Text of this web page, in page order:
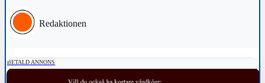
Redaktionen
BETALD ANNONS